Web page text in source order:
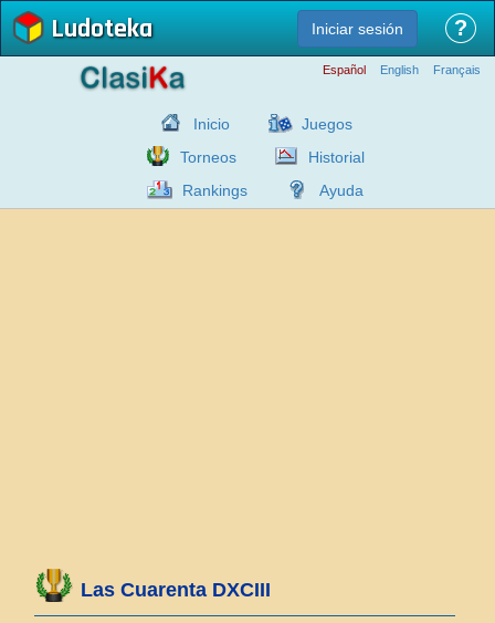
Ludoteka Iniciar sesión ?
Español English Français
Inicio
Juegos
Torneos
Historial
Rankings
Ayuda
Las Cuarenta DXCIII